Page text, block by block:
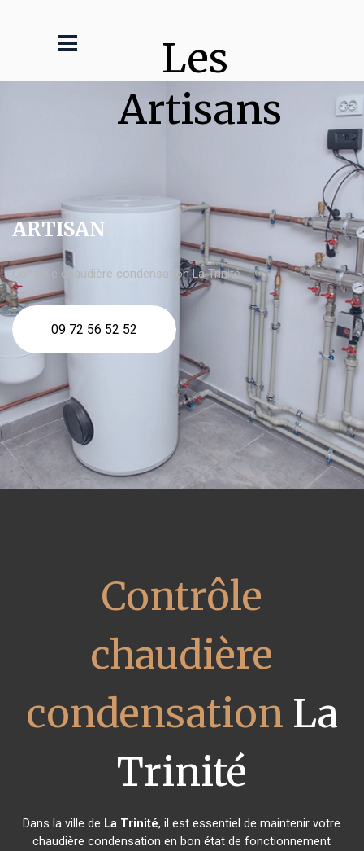
Les
Artisans
ARTISAN
Contrôle chaudière condensation La Trinité
09 72 56 52 52
Contrôle
chaudière
condensation La
Trinité
Dans la ville de La Trinité, il est essentiel de maintenir votre
chaudière condensation en bon état de fonctionnement